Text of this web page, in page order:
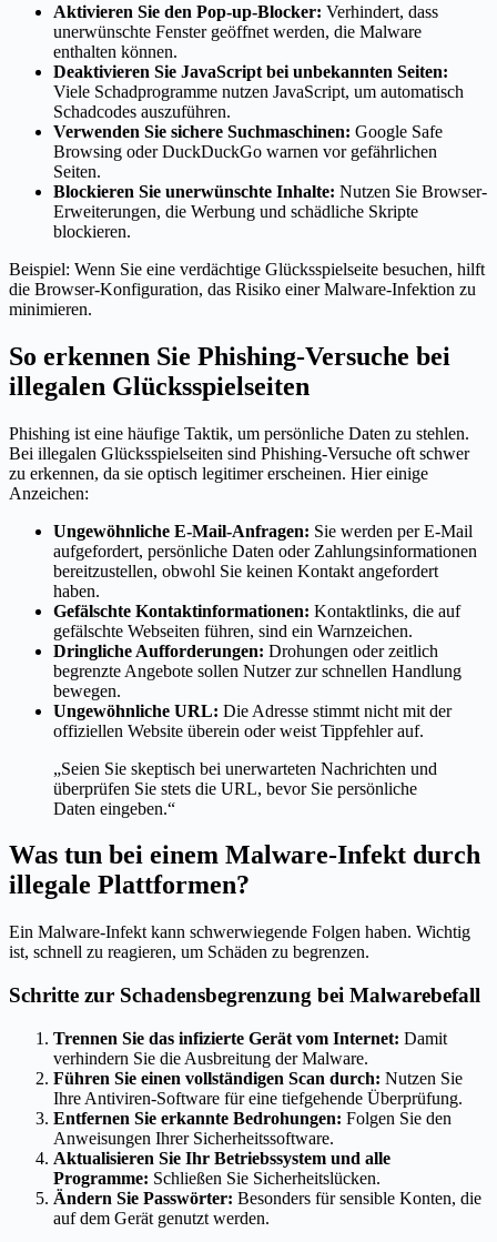
Aktivieren Sie den Pop-up-Blocker: Verhindert, dass
unerwünschte Fenster geöffnet werden, die Malware
enthalten können.
Deaktivieren Sie JavaScript bei unbekannten Seiten:
Viele Schadprogramme nutzen JavaScript, um automatisch
Schadcodes auszuführen.
Verwenden Sie sichere Suchmaschinen: Google Safe
Browsing oder DuckDuckGo warnen vor gefährlichen
Seiten.
Blockieren Sie unerwünschte Inhalte: Nutzen Sie Browser-
Erweiterungen, die Werbung und schädliche Skripte
blockieren.
Beispiel: Wenn Sie eine verdächtige Glücksspielseite besuchen, hilft
die Browser-Konfiguration, das Risiko einer Malware-Infektion zu
minimieren.
So erkennen Sie Phishing-Versuche bei
illegalen Glücksspielseiten
Phishing ist eine häufige Taktik, um persönliche Daten zu stehlen.
Bei illegalen Glücksspielseiten sind Phishing-Versuche oft schwer
zu erkennen, da sie optisch legitimer erscheinen. Hier einige
Anzeichen:
Ungewöhnliche E-Mail-Anfragen: Sie werden per E-Mail
aufgefordert, persönliche Daten oder Zahlungsinformationen
bereitzustellen, obwohl Sie keinen Kontakt angefordert
haben.
Gefälschte Kontaktinformationen: Kontaktlinks, die auf
gefälschte Webseiten führen, sind ein Warnzeichen.
Dringliche Aufforderungen: Drohungen oder zeitlich
begrenzte Angebote sollen Nutzer zur schnellen Handlung
bewegen.
Ungewöhnliche URL: Die Adresse stimmt nicht mit der
offiziellen Website überein oder weist Tippfehler auf.
„Seien Sie skeptisch bei unerwarteten Nachrichten und
überprüfen Sie stets die URL, bevor Sie persönliche
Daten eingeben.“
Was tun bei einem Malware-Infekt durch
illegale Plattformen?
Ein Malware-Infekt kann schwerwiegende Folgen haben. Wichtig
ist, schnell zu reagieren, um Schäden zu begrenzen.
Schritte zur Schadensbegrenzung bei Malwarebefall
Trennen Sie das infizierte Gerät vom Internet: Damit
verhindern Sie die Ausbreitung der Malware.
Führen Sie einen vollständigen Scan durch: Nutzen Sie
Ihre Antiviren-Software für eine tiefgehende Überprüfung.
Entfernen Sie erkannte Bedrohungen: Folgen Sie den
Anweisungen Ihrer Sicherheitssoftware.
Aktualisieren Sie Ihr Betriebssystem und alle
Programme: Schließen Sie Sicherheitslücken.
Ändern Sie Passwörter: Besonders für sensible Konten, die
auf dem Gerät genutzt werden.